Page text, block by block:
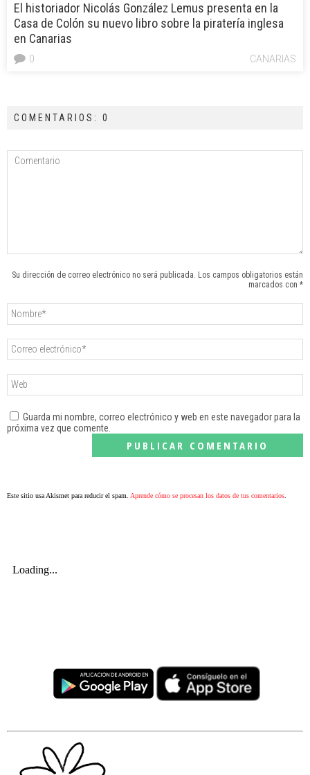
El historiador Nicolás González Lemus presenta en la
Casa de Colón su nuevo libro sobre la piratería inglesa
en Canarias
CANARIAS
0
COMENTARIOS: 0
Su dirección de correo electrónico no será publicada. Los campos obligatorios están
marcados con *
Guarda mi nombre, correo electrónico y web en este navegador para la
próxima vez que comente.
Este sitio usa Akismet para reducir el spam. Aprende cómo se procesan los datos de tus comentarios.